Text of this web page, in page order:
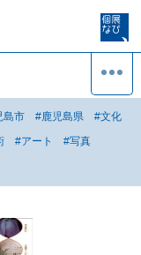
島市 #鹿児島県 #文化
#アート #写真